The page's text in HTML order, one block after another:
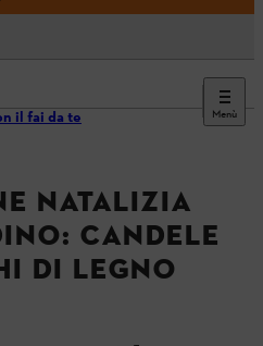
Menù
il fai da te
NATALIZIA
CANDELE
DI LEGNO